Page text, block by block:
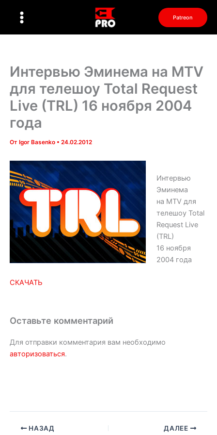
Patreon
Интервью Эминема на MTV
для телешоу Total Request
Live (TRL) 16 ноября 2004
года
От Igor Basenko • 24.02.2012
Интервью
Эминема
на MTV для
телешоу Total
Request Live
(TRL)
16 ноября
2004 года
СКАЧАТЬ
Оставьте комментарий
Для отправки комментария вам необходимо
авторизоваться.
НАЗАД ДАЛЕЕ